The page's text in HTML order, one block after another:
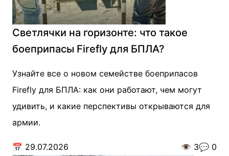
Светлячки на горизонте: что такое
боеприпасы Firefly для БПЛА?
Узнайте все о новом семействе боеприпасов
Firefly для БПЛА: как они работают, чем могут
удивить, и какие перспективы открываются для
армии.
📅 29.07.2026 👁️ 3💬 0